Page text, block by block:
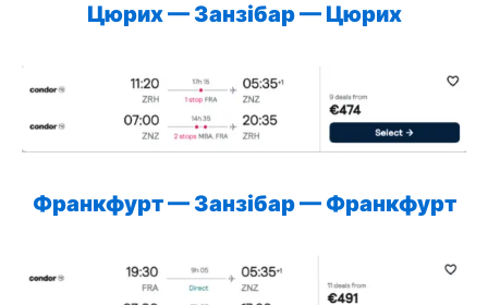
Цюрих — Занзібар — Цюрих
Франкфурт — Занзібар — Франкфурт